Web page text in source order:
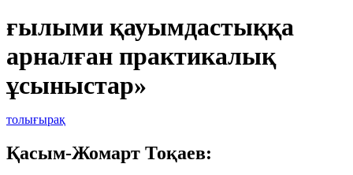
ғылыми қауымдастыққа
арналған практикалық
ұсыныстар»
толығырақ
Қасым-Жомарт Тоқаев: